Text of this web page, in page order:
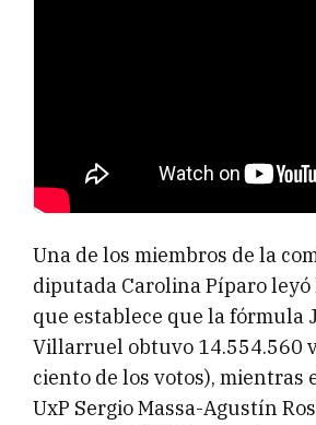
Una de los miembros de la
diputada Carolina Píparo
que establece que la fórmula
Villarruel obtuvo 14.554.560
ciento de los votos), mientras
UxP Sergio Massa-Agustín